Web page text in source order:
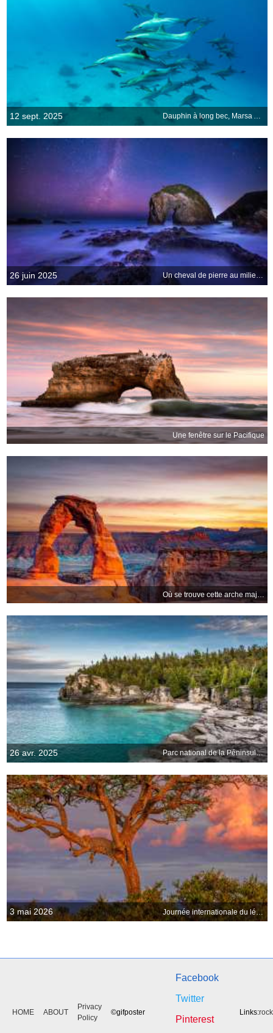
12 sept. 2025 Dauphin à long bec, Marsa Alam, Égypte
26 juin 2025 Un cheval de pierre au milieu de l’océan
Une fenêtre sur le Pacifique
Où se trouve cette arche majestueuse ?
26 avr. 2025 Parc national de la Péninsule-Bruce, Canada
3 mai 2026 Journée internationale du léopard
HOME ABOUT
Privacy
Policy
©gifposter
Facebook
Twitter
Pinterest
Links: